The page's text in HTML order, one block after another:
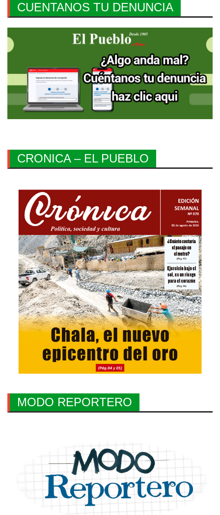
CUENTANOS TU DENUNCIA
CRONICA – EL PUEBLO
MODO REPORTERO